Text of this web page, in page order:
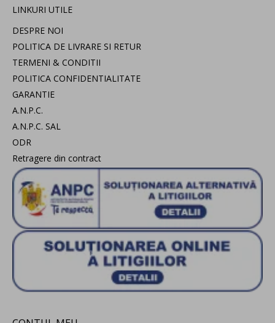
LINKURI UTILE
DESPRE NOI
POLITICA DE LIVRARE SI RETUR
TERMENI & CONDITII
POLITICA CONFIDENTIALITATE
GARANTIE
A.N.P.C.
A.N.P.C. SAL
ODR
Retragere din contract